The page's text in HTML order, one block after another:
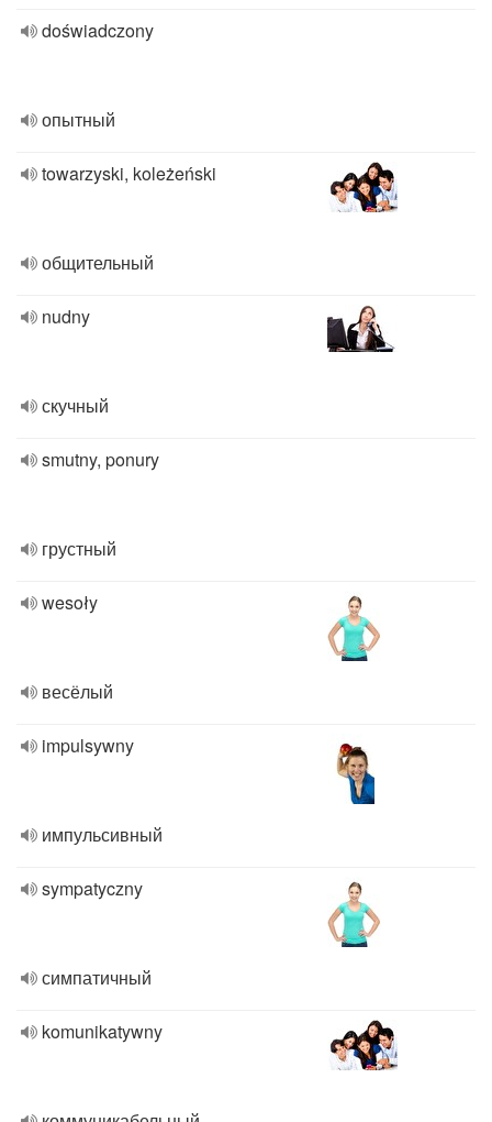
doświadczony
опытный
towarzyski, koleżeński
общительный
nudny
скучный
smutny, ponury
грустный
wesoły
весёлый
impulsywny
импульсивный
sympatyczny
симпатичный
komunikatywny